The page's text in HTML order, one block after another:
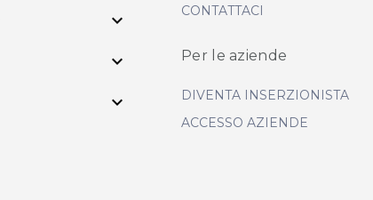
expand_more
expand_more
expand_more
CONTATTACI
Per le aziende
DIVENTA INSERZIONISTA
ACCESSO AZIENDE